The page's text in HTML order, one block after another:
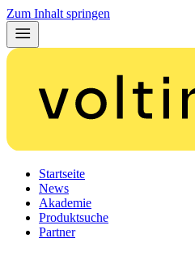
Zum Inhalt springen
Startseite
News
Akademie
Produktsuche
Partner